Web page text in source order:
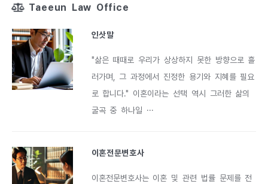
Taeeun Law Office
인삿말
"삶은 때때로 우리가 상상하지 못한 방향으로 흘
러가며, 그 과정에서 진정한 용기와 지혜를 필요
로 합니다." 이혼이라는 선택 역시 그러한 삶의
굴곡 중 하나일 ···
이혼전문변호사
이혼전문변호사는 이혼 및 관련 법률 문제를 전